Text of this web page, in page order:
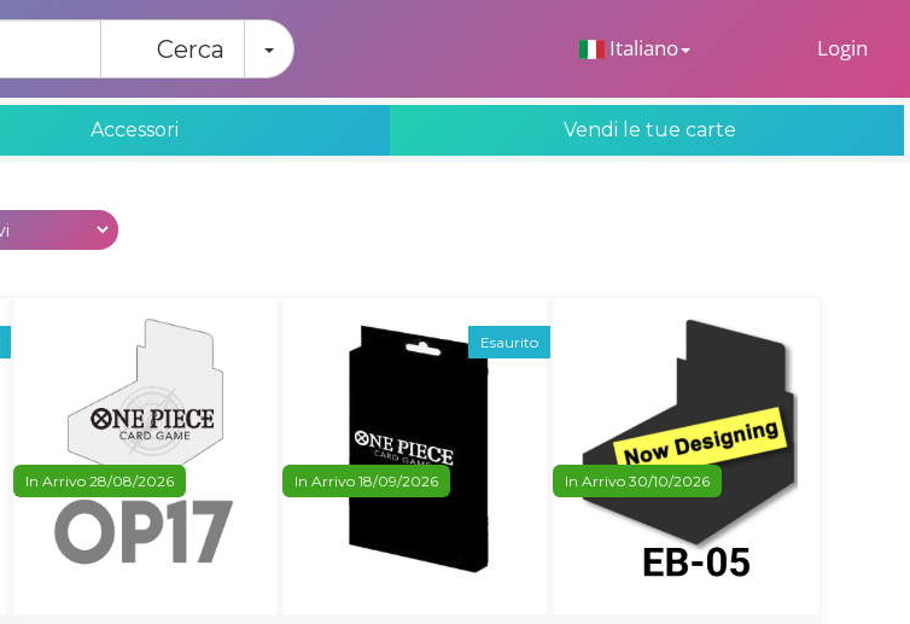
Italiano Login
Cerca Toggle Dropdown
Accessori Vendi le tue carte
In Arrivo 28/08/2026 In Arrivo 18/09/2026
Esaurito
In Arrivo 30/10/2026